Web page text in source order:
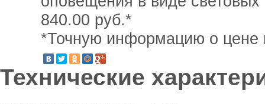
840.00 руб.*
*Точную информацию о цене
Технические